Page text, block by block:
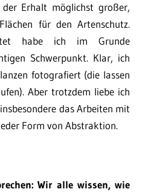
der Erhalt möglichst großer,
für den Artenschutz.
habe ich im Grunde
Schwerpunkt. Klar, ich
fotografiert (die lassen
Aber trotzdem liebe ich
das Arbeiten mit
Form von Abstraktion.
Wir alle wissen, wie